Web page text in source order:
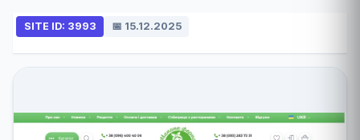
SITE ID: 3993 📅 15.12.2025